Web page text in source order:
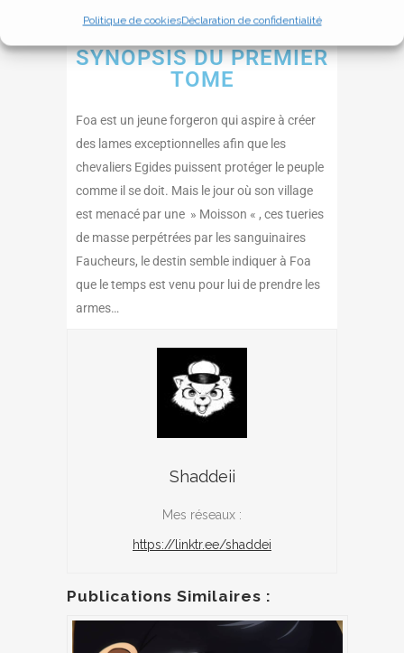
Politique de cookiesDéclaration de confidentialité
disponible dans certaines librairies !
SYNOPSIS DU PREMIER
TOME
Foa est un jeune forgeron qui aspire à créer
des lames exceptionnelles afin que les
chevaliers Egides puissent protéger le peuple
comme il se doit. Mais le jour où son village
est menacé par une » Moisson « , ces tueries
de masse perpétrées par les sanguinaires
Faucheurs, le destin semble indiquer à Foa
que le temps est venu pour lui de prendre les
armes…
Shaddeii
Mes réseaux :
https://linktr.ee/shaddei
Publications Similaires :